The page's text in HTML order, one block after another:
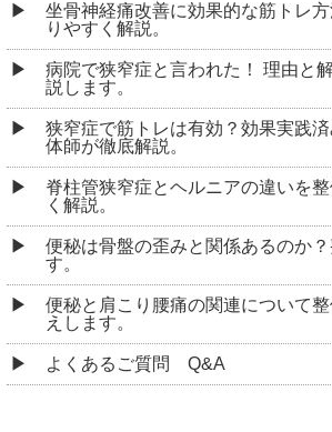
坐骨神経痛改善に効果的な筋トレ
りやすく解説。
病院で狭窄症と言われた！ 理由と
説します。
狭窄症で筋トレは有効？効果実践
体師が徹底解説。
脊柱管狭窄症とヘルニアの違いを
く解説。
便秘は骨盤の歪みと関係あるのか
す。
便秘と肩こり腰痛の関連について
えします。
よくあるご質問 Q&A